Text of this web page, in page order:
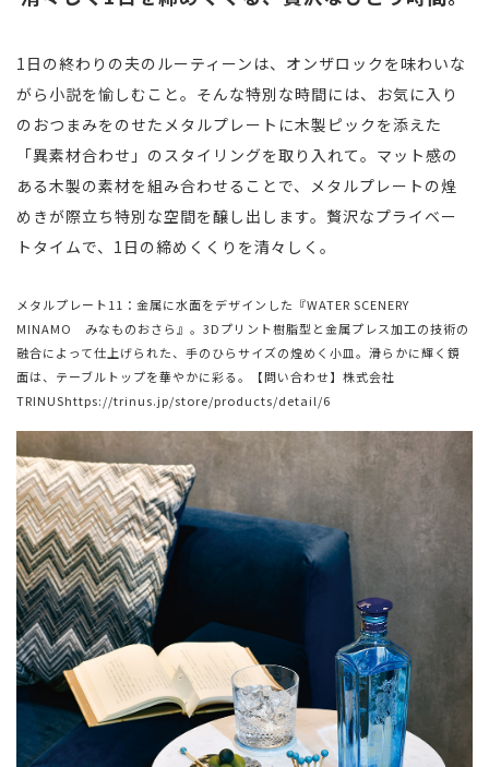
1日の終わりの夫のルーティーンは、オンザロックを味わいな
がら小説を愉しむこと。そんな特別な時間には、お気に入り
のおつまみをのせたメタルプレートに木製ピックを添えた
「異素材合わせ」のスタイリングを取り入れて。マット感の
ある木製の素材を組み合わせることで、メタルプレートの煌
めきが際立ち特別な空間を醸し出します。贅沢なプライベー
トタイムで、1日の締めくくりを清々しく。
メタルプレート11：金属に水面をデザインした『WATER SCENERY
MINAMO みなものおさら』。3Dプリント樹脂型と金属プレス加工の技術の
融合によって仕上げられた、手のひらサイズの煌めく小皿。滑らかに輝く鏡
面は、テーブルトップを華やかに彩る。【問い合わせ】株式会社
TRINUShttps://trinus.jp/store/products/detail/6